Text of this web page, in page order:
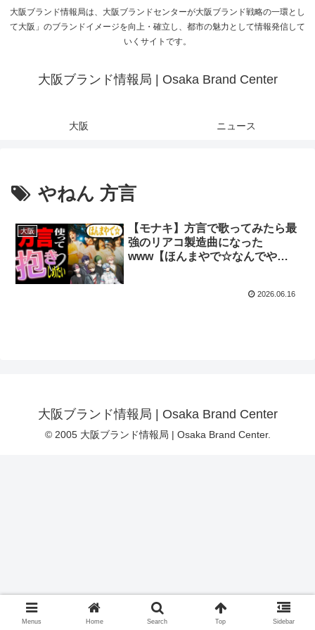
大阪ブランド情報局は、大阪ブランドセンターが大阪ブランド戦略の一環とし
て大阪」のブランドイメージを向上・確立し、都市の魅力として情報発信して
いくサイトです。
大阪ブランド情報局 | Osaka Brand Center
大阪 ニュース
やねん 方言
大阪
【モナキ】方言で歌ってみたら最
強のリアコ製造曲になった
www【ほんまやで☆なんでやねん
2026.06.16
大阪ブランド情報局 | Osaka Brand Center
© 2005 大阪ブランド情報局 | Osaka Brand Center.
Menus Home Search Top Sidebar